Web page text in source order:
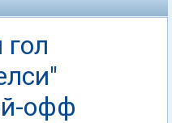
офф